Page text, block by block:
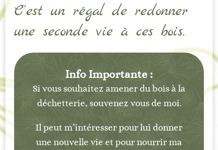
C’est un régal de redonner
une seconde vie à ces bois.
Info Importante :
Si vous souhaitez amener du bois à la
déchetterie, souvenez vous de moi.
Il peut m’intéresser pour lui donner
une nouvelle vie et pour nourrir ma